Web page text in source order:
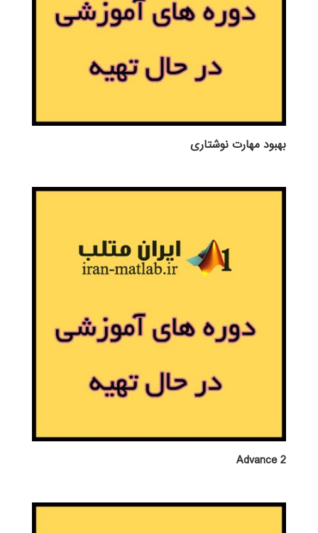
بهبود مهارت نوشتاری
Advance 2